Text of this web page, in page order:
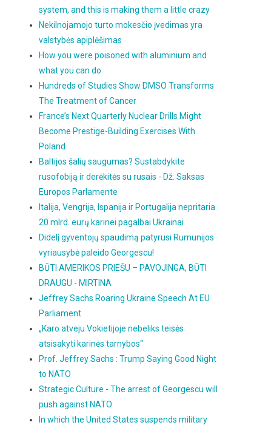
system, and this is making them a little crazy
Nekilnojamojo turto mokesčio įvedimas yra
valstybės apiplėšimas
How you were poisoned with aluminium and
what you can do
Hundreds of Studies Show DMSO Transforms
The Treatment of Cancer
France’s Next Quarterly Nuclear Drills Might
Become Prestige-Building Exercises With
Poland
Baltijos šalių saugumas? Sustabdykite
rusofobiją ir derėkitės su rusais - Dž. Saksas
Europos Parlamente
Italija, Vengrija, Ispanija ir Portugalija nepritaria
20 mlrd. eurų karinei pagalbai Ukrainai
Didelį gyventojų spaudimą patyrusi Rumunijos
vyriausybė paleido Georgescu!
BŪTI AMERIKOS PRIEŠU – PAVOJINGA, BŪTI
DRAUGU - MIRTINA
Jeffrey Sachs Roaring Ukraine Speech At EU
Parliament
„Karo atveju Vokietijoje nebeliks teisės
atsisakyti karinės tarnybos“
Prof. Jeffrey Sachs : Trump Saying Good Night
to NATO
Strategic Culture - The arrest of Georgescu will
push against NATO
In which the United States suspends military